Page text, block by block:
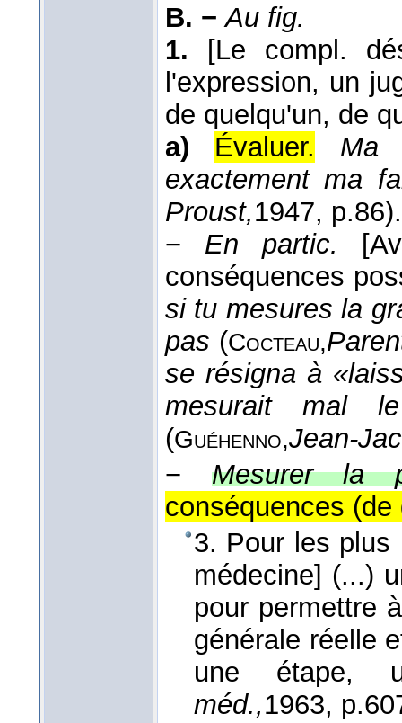
B. − Au fig.
1.
[Le compl.
l'expression, un
de quelqu'un, de
a)
Évaluer.
Ma
exactement ma
Proust,1947, p.86).
− En partic.
conséquences
si tu mesures la
pas (Cocteau,
se résigna à
mesurait mal
(Guéhenno,Jean-
− Mesurer la
conséquences
3. Pour les plus
médecine] (...)
pour permettre
générale réelle
une étape,
méd.,1963,